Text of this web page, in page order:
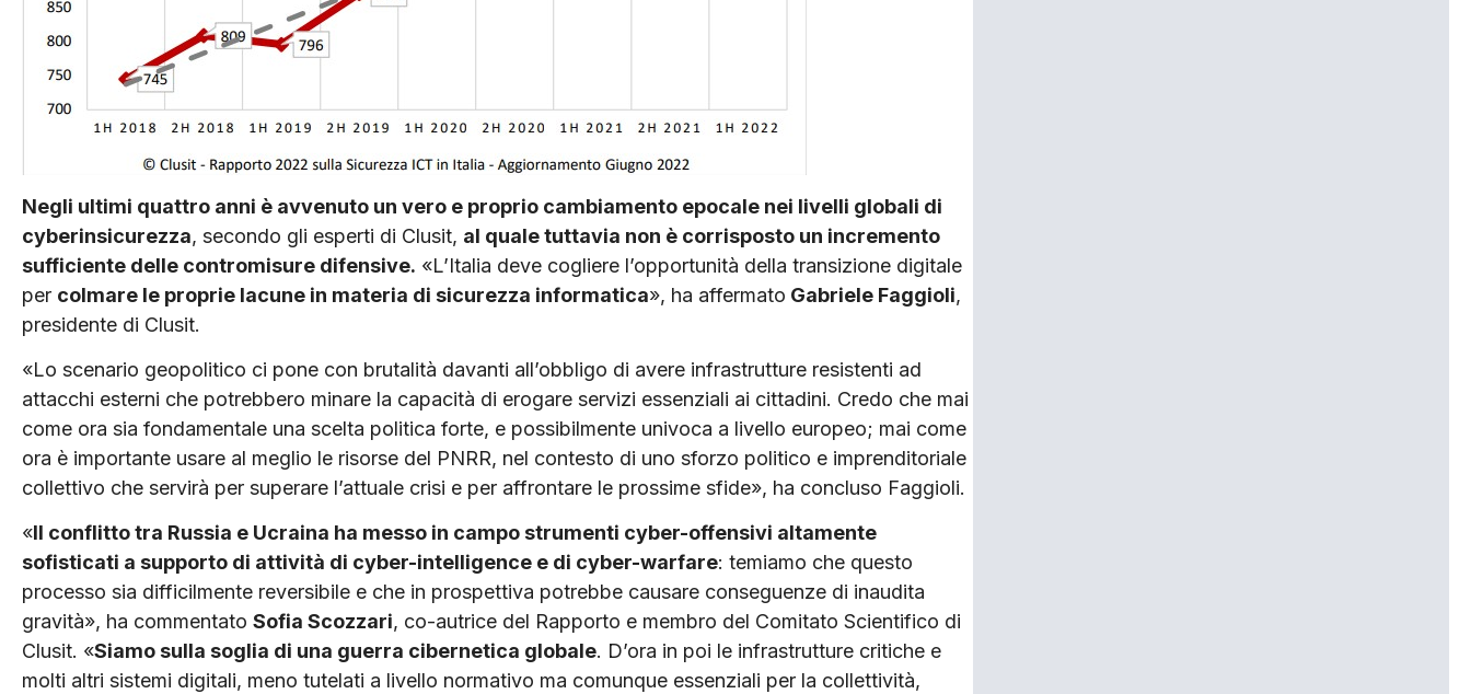
Negli ultimi quattro anni è avvenuto un vero e proprio cambiamento epocale nei livelli globali di
cyberinsicurezza, secondo gli esperti di Clusit, al quale tuttavia non è corrisposto un incremento
sufficiente delle contromisure difensive. «L’Italia deve cogliere l’opportunità della transizione digitale
per colmare le proprie lacune in materia di sicurezza informatica», ha affermato Gabriele Faggioli,
presidente di Clusit.
«Lo scenario geopolitico ci pone con brutalità davanti all’obbligo di avere infrastrutture resistenti ad
attacchi esterni che potrebbero minare la capacità di erogare servizi essenziali ai cittadini. Credo che mai
come ora sia fondamentale una scelta politica forte, e possibilmente univoca a livello europeo; mai come
ora è importante usare al meglio le risorse del PNRR, nel contesto di uno sforzo politico e imprenditoriale
collettivo che servirà per superare l’attuale crisi e per affrontare le prossime sfide», ha concluso Faggioli.
«Il conflitto tra Russia e Ucraina ha messo in campo strumenti cyber-offensivi altamente
sofisticati a supporto di attività di cyber-intelligence e di cyber-warfare: temiamo che questo
processo sia difficilmente reversibile e che in prospettiva potrebbe causare conseguenze di inaudita
gravità», ha commentato Sofia Scozzari, co-autrice del Rapporto e membro del Comitato Scientifico di
Clusit. «Siamo sulla soglia di una guerra cibernetica globale. D’ora in poi le infrastrutture critiche e
molti altri sistemi digitali, meno tutelati a livello normativo ma comunque essenziali per la collettività,